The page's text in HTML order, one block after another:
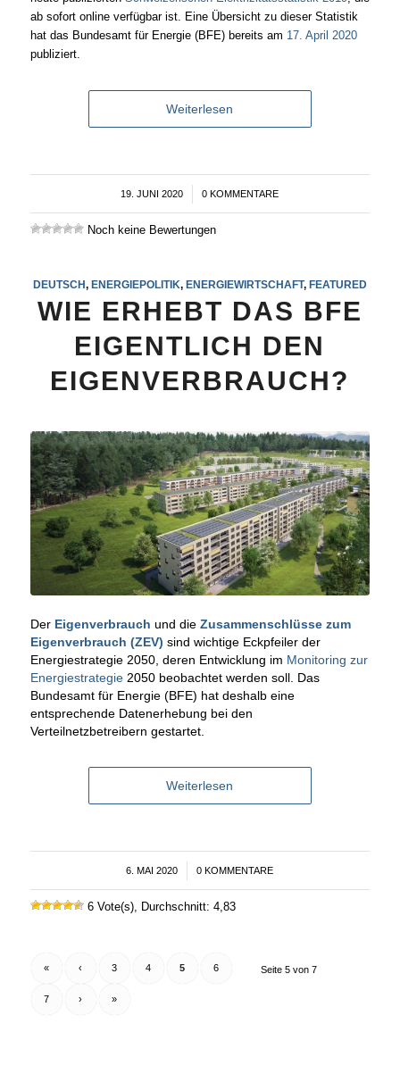
ab sofort online verfügbar ist. Eine Übersicht zu dieser Statistik
hat das Bundesamt für Energie (BFE) bereits am 17. April 2020
publiziert.
Weiterlesen
19. JUNI 2020
/ 0 KOMMENTARE
Noch keine Bewertungen
DEUTSCH, ENERGIEPOLITIK, ENERGIEWIRTSCHAFT, FEATURED
WIE ERHEBT DAS BFE
EIGENTLICH DEN
EIGENVERBRAUCH?
Der Eigenverbrauch und die Zusammenschlüsse zum
Eigenverbrauch (ZEV) sind wichtige Eckpfeiler der
Energiestrategie 2050, deren Entwicklung im Monitoring zur
Energiestrategie2050 beobachtet werden soll. Das
Bundesamt für Energie (BFE) hat deshalb eine
entsprechende Datenerhebung bei den
Verteilnetzbetreibern gestartet.
Weiterlesen
6. MAI 2020
/ 0 KOMMENTARE
6 Vote(s), Durchschnitt: 4,83
Seite 5 von 7
« ‹ 3 4 5 6
7 › »